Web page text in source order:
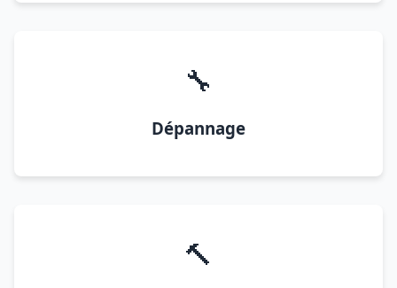
🔧
Dépannage
🔨